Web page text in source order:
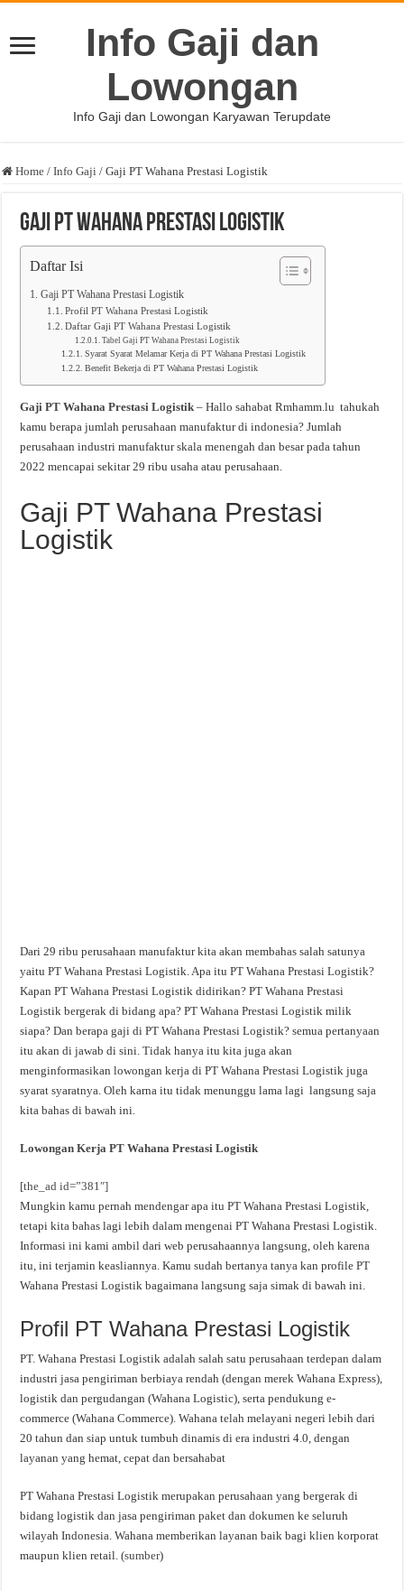
Info Gaji dan
Lowongan
Info Gaji dan Lowongan Karyawan Terupdate
Home / Info Gaji / Gaji PT Wahana Prestasi Logistik
Gaji PT Wahana Prestasi Logistik
Daftar Isi
Gaji PT Wahana Prestasi Logistik
Profil PT Wahana Prestasi Logistik
Daftar Gaji PT Wahana Prestasi Logistik
Tabel Gaji PT Wahana Prestasi Logistik
Syarat Syarat Melamar Kerja di PT Wahana Prestasi Logistik
Benefit Bekerja di PT Wahana Prestasi Logistik
Gaji PT Wahana Prestasi Logistik – Hallo sahabat Rmhamm.lu tahukah
kamu berapa jumlah perusahaan manufaktur di indonesia? Jumlah
perusahaan industri manufaktur skala menengah dan besar pada tahun
2022 mencapai sekitar 29 ribu usaha atau perusahaan.
Gaji PT Wahana Prestasi
Logistik
Dari 29 ribu perusahaan manufaktur kita akan membahas salah satunya
yaitu PT Wahana Prestasi Logistik. Apa itu PT Wahana Prestasi Logistik?
Kapan PT Wahana Prestasi Logistik didirikan? PT Wahana Prestasi
Logistik bergerak di bidang apa? PT Wahana Prestasi Logistik milik
siapa? Dan berapa gaji di PT Wahana Prestasi Logistik? semua pertanyaan
itu akan di jawab di sini. Tidak hanya itu kita juga akan
menginformasikan lowongan kerja di PT Wahana Prestasi Logistik juga
syarat syaratnya. Oleh karna itu tidak menunggu lama lagi langsung saja
kita bahas di bawah ini.
Lowongan Kerja PT Wahana Prestasi Logistik
[the_ad id=”381″]
Mungkin kamu pernah mendengar apa itu PT Wahana Prestasi Logistik,
tetapi kita bahas lagi lebih dalam mengenai PT Wahana Prestasi Logistik.
Informasi ini kami ambil dari web perusahaannya langsung, oleh karena
itu, ini terjamin keasliannya. Kamu sudah bertanya tanya kan profile PT
Wahana Prestasi Logistik bagaimana langsung saja simak di bawah ini.
Profil PT Wahana Prestasi Logistik
PT. Wahana Prestasi Logistik adalah salah satu perusahaan terdepan dalam
industri jasa pengiriman berbiaya rendah (dengan merek Wahana Express),
logistik dan pergudangan (Wahana Logistic), serta pendukung e-
commerce (Wahana Commerce). Wahana telah melayani negeri lebih dari
20 tahun dan siap untuk tumbuh dinamis di era industri 4.0, dengan
layanan yang hemat, cepat dan bersahabat
PT Wahana Prestasi Logistik merupakan perusahaan yang bergerak di
bidang logistik dan jasa pengiriman paket dan dokumen ke seluruh
wilayah Indonesia. Wahana memberikan layanan baik bagi klien korporat
maupun klien retail. (sumber)